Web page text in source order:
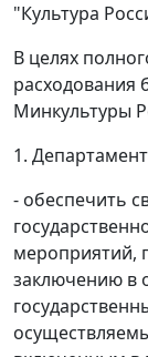
"Культура
В целях
расходования
Минкультуры
1.
- обеспечить
мероприятий,
заключению в